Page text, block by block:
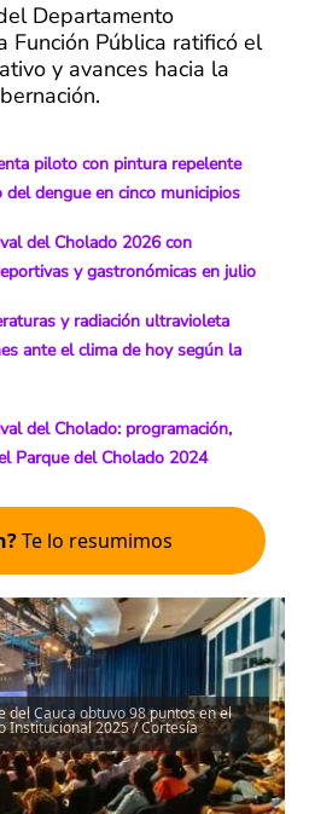
Departamento
Función Pública ratificó el
y avances hacia la
piloto con pintura repelente
dengue en cinco municipios
del Cholado 2026 con
y gastronómicas en julio
y radiación ultravioleta
ante el clima de hoy según la
del Cholado: programación,
Parque del Cholado 2024
Te lo resumimos
del Cauca obtuvo 98 puntos en el
Institucional 2025 / Cortesía